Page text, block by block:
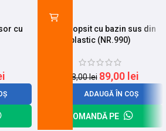
cu
Pistol vopsit cu bazin sus din
plastic (NR.990)
118,00lei 89,00 lei
ADAUGĂ ÎN COȘ
COMANDĂ PE